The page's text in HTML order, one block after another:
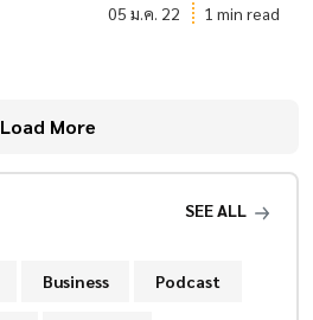
05 ม.ค. 22 1 min read
Load More
SEE ALL
Business Podcast